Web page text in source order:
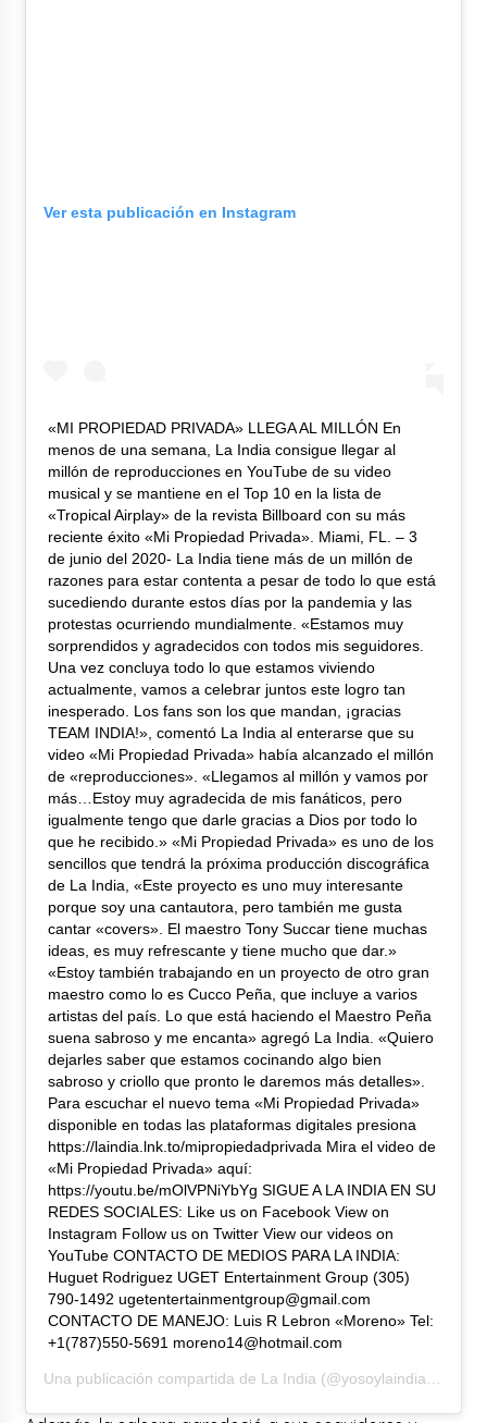
Ver esta publicación en Instagram
«MI PROPIEDAD PRIVADA» LLEGA AL MILLÓN En
menos de una semana, La India consigue llegar al
millón de reproducciones en YouTube de su video
musical y se mantiene en el Top 10 en la lista de
«Tropical Airplay» de la revista Billboard con su más
reciente éxito «Mi Propiedad Privada». Miami, FL. – 3
de junio del 2020- La India tiene más de un millón de
razones para estar contenta a pesar de todo lo que está
sucediendo durante estos días por la pandemia y las
protestas ocurriendo mundialmente. «Estamos muy
sorprendidos y agradecidos con todos mis seguidores.
Una vez concluya todo lo que estamos viviendo
actualmente, vamos a celebrar juntos este logro tan
inesperado. Los fans son los que mandan, ¡gracias
TEAM INDIA!», comentó La India al enterarse que su
video «Mi Propiedad Privada» había alcanzado el millón
de «reproducciones». «Llegamos al millón y vamos por
más…Estoy muy agradecida de mis fanáticos, pero
igualmente tengo que darle gracias a Dios por todo lo
que he recibido.» «Mi Propiedad Privada» es uno de los
sencillos que tendrá la próxima producción discográfica
de La India, «Este proyecto es uno muy interesante
porque soy una cantautora, pero también me gusta
cantar «covers». El maestro Tony Succar tiene muchas
ideas, es muy refrescante y tiene mucho que dar.»
«Estoy también trabajando en un proyecto de otro gran
maestro como lo es Cucco Peña, que incluye a varios
artistas del país. Lo que está haciendo el Maestro Peña
suena sabroso y me encanta» agregó La India. «Quiero
dejarles saber que estamos cocinando algo bien
sabroso y criollo que pronto le daremos más detalles».
Para escuchar el nuevo tema «Mi Propiedad Privada»
disponible en todas las plataformas digitales presiona
https://laindia.lnk.to/mipropiedadprivada Mira el video de
«Mi Propiedad Privada» aquí:
https://youtu.be/mOlVPNiYbYg SIGUE A LA INDIA EN SU
REDES SOCIALES: Like us on Facebook View on
Instagram Follow us on Twitter View our videos on
YouTube CONTACTO DE MEDIOS PARA LA INDIA:
Huguet Rodriguez UGET Entertainment Group (305)
790-1492 ugetentertainmentgroup@gmail.com
CONTACTO DE MANEJO: Luis R Lebron «Moreno» Tel:
+1(787)550-5691 moreno14@hotmail.com
Una publicación compartida de La India (@yosoylaindia) el